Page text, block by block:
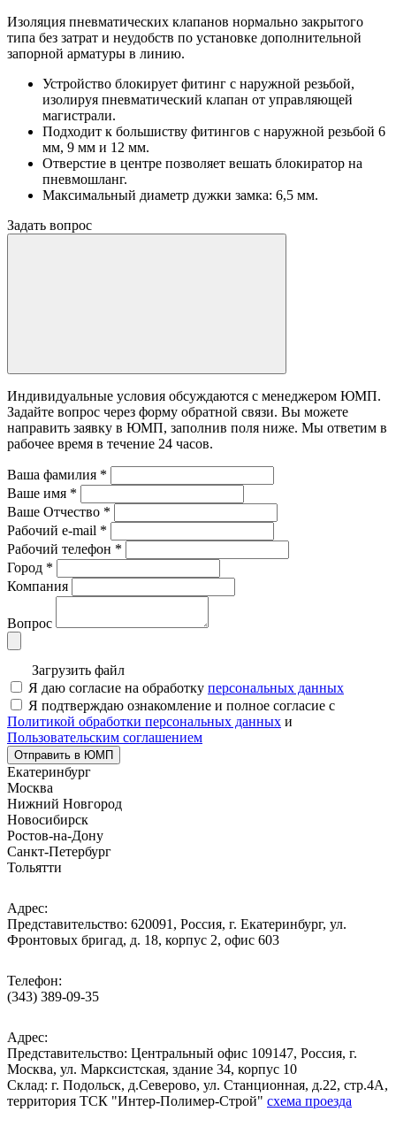
Изоляция пневматических клапанов нормально закрытого
типа без затрат и неудобств по установке дополнительной
запорной арматуры в линию.
Устройство блокирует фитинг с наружной резьбой,
изолируя пневматический клапан от управляющей
магистрали.
Подходит к большиству фитингов с наружной резьбой 6
мм, 9 мм и 12 мм.
Отверстие в центре позволяет вешать блокиратор на
пневмошланг.
Максимальный диаметр дужки замка: 6,5 мм.
Задать вопрос
Индивидуальные условия обсуждаются с менеджером ЮМП.
Задайте вопрос через форму обратной связи. Вы можете
направить заявку в ЮМП, заполнив поля ниже. Mы ответим в
рабочее время в течение 24 часов.
Ваша фамилия *
Ваше имя *
Ваше Отчество *
Рабочий e-mail *
Рабочий телефон *
Город *
Компания
Вопрос
Загрузить файл
Я даю согласие на обработку персональных данных
Я подтверждаю ознакомление и полное согласие с
Политикой обработки персональных данных и
Пользовательским соглашением
Отправить в ЮМП
Екатеринбург
Москва
Нижний Новгород
Новосибирск
Ростов-на-Дону
Санкт-Петербург
Тольятти
Адрес:
Представительство: 620091, Россия, г. Екатеринбург, ул.
Фронтовых бригад, д. 18, корпус 2, офис 603
Телефон:
(343) 389-09-35
Адрес:
Представительство: Центральный офис 109147, Россия, г.
Москва, ул. Марксистская, здание 34, корпус 10
Cклад: г. Подольск, д.Северово, ул. Станционная, д.22, стр.4А,
территория ТСК "Интер-Полимер-Строй" схема проезда